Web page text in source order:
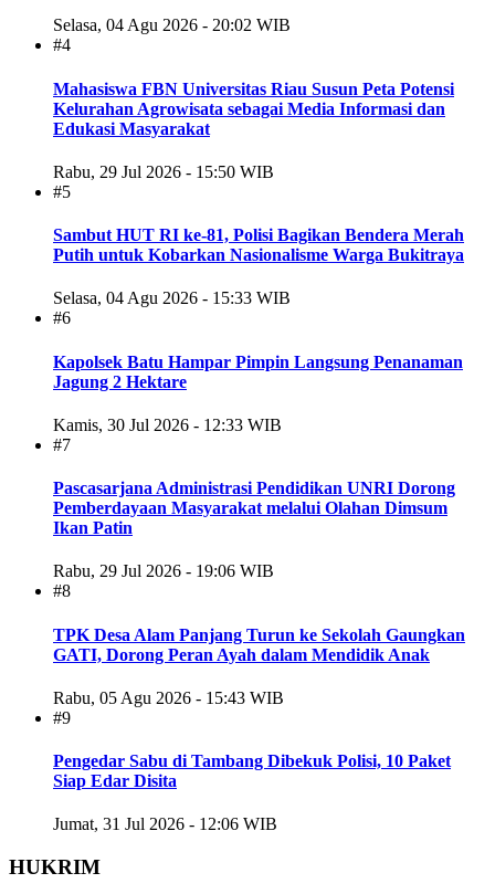
Selasa, 04 Agu 2026 - 20:02 WIB
#4
Mahasiswa FBN Universitas Riau Susun Peta Potensi
Kelurahan Agrowisata sebagai Media Informasi dan
Edukasi Masyarakat
Rabu, 29 Jul 2026 - 15:50 WIB
#5
Sambut HUT RI ke-81, Polisi Bagikan Bendera Merah
Putih untuk Kobarkan Nasionalisme Warga Bukitraya
Selasa, 04 Agu 2026 - 15:33 WIB
#6
Kapolsek Batu Hampar Pimpin Langsung Penanaman
Jagung 2 Hektare
Kamis, 30 Jul 2026 - 12:33 WIB
#7
Pascasarjana Administrasi Pendidikan UNRI Dorong
Pemberdayaan Masyarakat melalui Olahan Dimsum
Ikan Patin
Rabu, 29 Jul 2026 - 19:06 WIB
#8
TPK Desa Alam Panjang Turun ke Sekolah Gaungkan
GATI, Dorong Peran Ayah dalam Mendidik Anak
Rabu, 05 Agu 2026 - 15:43 WIB
#9
Pengedar Sabu di Tambang Dibekuk Polisi, 10 Paket
Siap Edar Disita
Jumat, 31 Jul 2026 - 12:06 WIB
HUKRIM